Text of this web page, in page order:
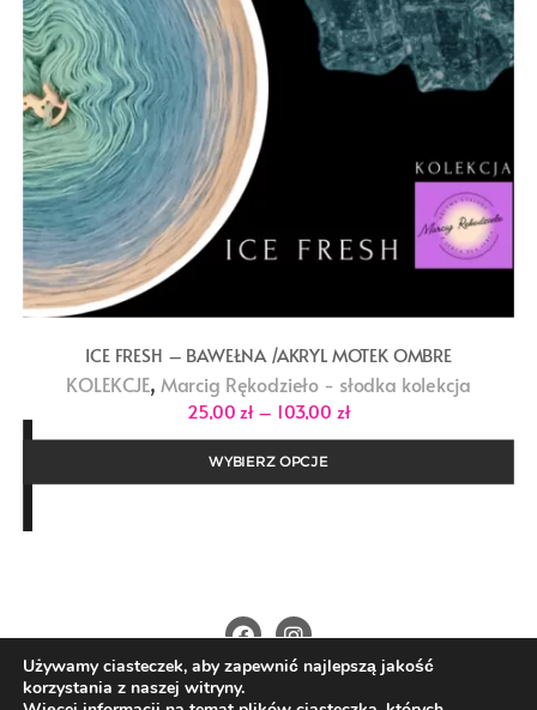
ICE FRESH – BAWEŁNA /AKRYL MOTEK OMBRE
KOLEKCJE, Marcig Rękodzieło - słodka kolekcja
25,00 zł – 103,00 złZakres
od
do
WYBIERZ OPCJE
O Nas Kontakt Polityka prywatności
Regulamin Wysyłka i płatności
Używamy ciasteczek, aby zapewnić najlepszą jakość
korzystania z naszej witryny.